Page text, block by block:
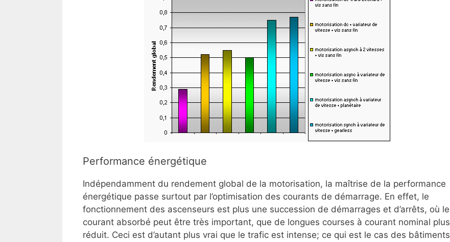
Performance énergétique
Indépendamment du rendement global de la motorisation, la maîtrise de la performance
énergétique passe surtout par l’optimisation des courants de démarrage. En effet, le
fonctionnement des ascenseurs est plus une succession de démarrages et d’arrêts, où le
courant absorbé peut être très important, que de longues courses à courant nominal plus
réduit. Ceci est d’autant plus vrai que le trafic est intense; ce qui est le cas des bâtiments